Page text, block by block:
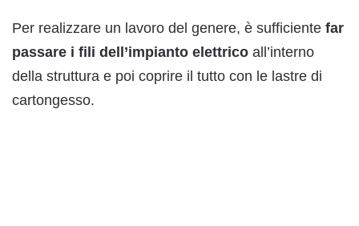
Per realizzare un lavoro del genere, è sufficiente far
passare i fili dell’impianto elettrico all’interno
della struttura e poi coprire il tutto con le lastre di
cartongesso.